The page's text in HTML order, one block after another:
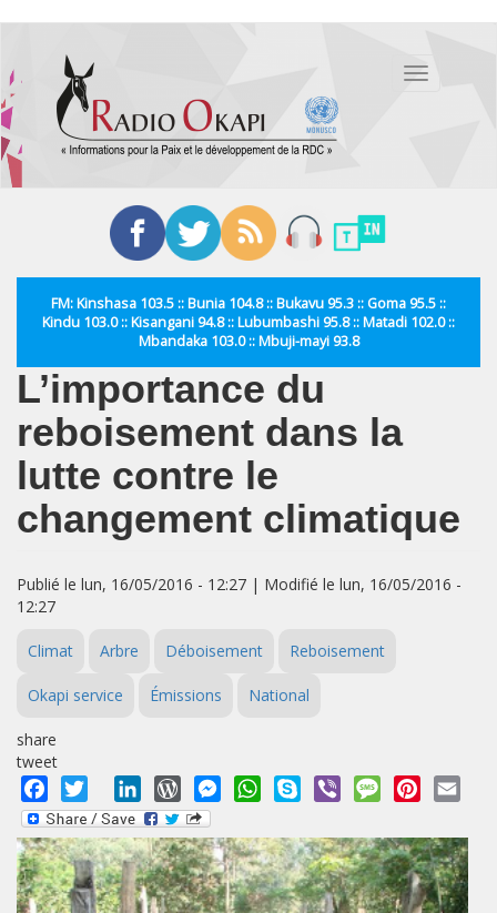
contenu
principal
Toggle
FM: Kinshasa 103.5 :: Bunia 104.8 :: Bukavu 95.3 :: Goma 95.5 ::
Kindu 103.0 :: Kisangani 94.8 :: Lubumbashi 95.8 :: Matadi 102.0 ::
Mbandaka 103.0 :: Mbuji-mayi 93.8
L’importance du
reboisement dans la
lutte contre le
changement climatique
Publié le lun, 16/05/2016 - 12:27 | Modifié le lun, 16/05/2016 -
12:27
Climat Arbre Déboisement Reboisement
Okapi service Émissions National
share
tweet
Facebook
Twitter LinkedInWordPressMessengerWhatsApp
Skype Viber MessagePinterest